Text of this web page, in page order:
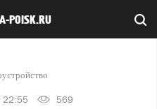
POISK.RU
22:55 569